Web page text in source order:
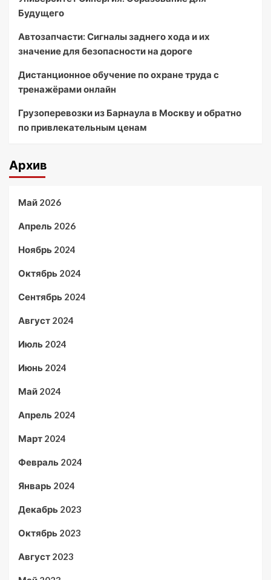
Будущего
Автозапчасти: Сигналы заднего хода и их
значение для безопасности на дороге
Дистанционное обучение по охране труда с
тренажёрами онлайн
Грузоперевозки из Барнаула в Москву и обратно
по привлекательным ценам
Архив
Май 2026
Апрель 2026
Ноябрь 2024
Октябрь 2024
Сентябрь 2024
Август 2024
Июль 2024
Июнь 2024
Май 2024
Апрель 2024
Март 2024
Февраль 2024
Январь 2024
Декабрь 2023
Октябрь 2023
Август 2023